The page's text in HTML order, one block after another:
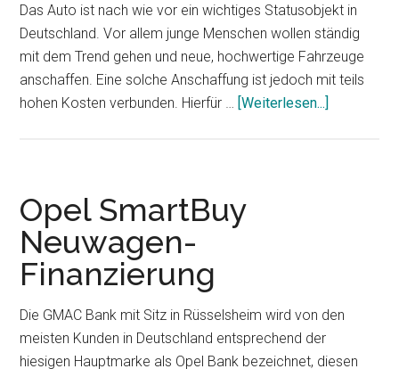
Bank
of
Scotland
Das Auto ist nach wie vor ein wichtiges Statusobjekt in
Deutschland. Vor allem junge Menschen wollen ständig
mit dem Trend gehen und neue, hochwertige Fahrzeuge
anschaffen. Eine solche Anschaffung ist jedoch mit teils
hohen Kosten verbunden. Hierfür … [Weiterlesen...]
Opel SmartBuy
Neuwagen-
Finanzierung
Die GMAC Bank mit Sitz in Rüsselsheim wird von den
meisten Kunden in Deutschland entsprechend der
hiesigen Hauptmarke als Opel Bank bezeichnet, diesen